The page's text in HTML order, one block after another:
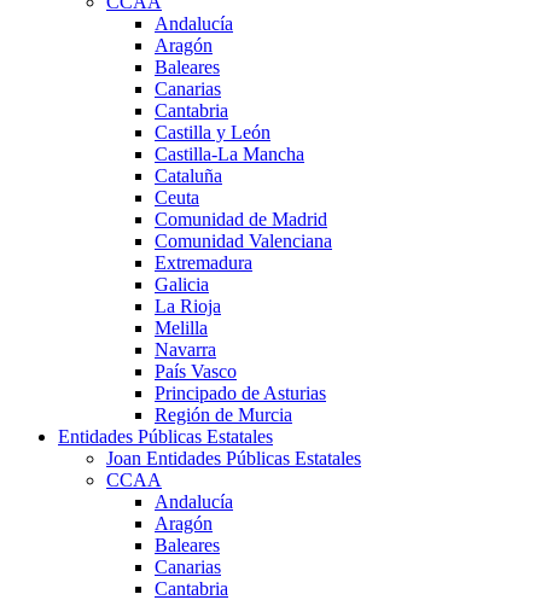
Andalucía
Aragón
Baleares
Canarias
Cantabria
Castilla y León
Castilla-La Mancha
Cataluña
Ceuta
Comunidad de Madrid
Comunidad Valenciana
Extremadura
Galicia
La Rioja
Melilla
Navarra
País Vasco
Principado de Asturias
Región de Murcia
Entidades Públicas Estatales
Joan Entidades Públicas Estatales
CCAA
Andalucía
Aragón
Baleares
Canarias
Cantabria